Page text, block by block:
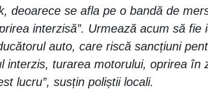
deoarece se afla pe o bandă de
interzisă”. Urmează acum să fie
auto, care riscă sancțiuni
interzis, turarea motorului, oprirea în
lucru”, susțin poliștii locali.